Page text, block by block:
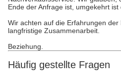
Ende der Anfrage ist, umgekehrt
Wir achten auf die Erfahrungen
langfristige Zusammenarbeit.
Beziehung.
Häufig gestellte Fragen